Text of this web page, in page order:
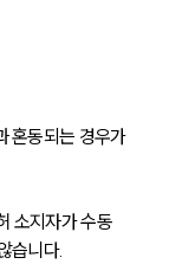
혼동되는 경우가
소지자가 수동
습니다.